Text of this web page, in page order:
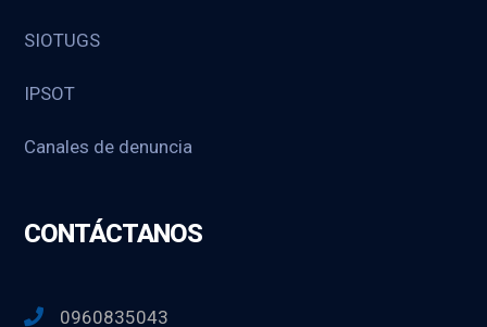
SIOTUGS
IPSOT
Canales de denuncia
CONTÁCTANOS
0960835043